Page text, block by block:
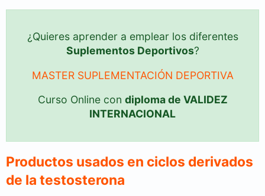
¿Quieres aprender a emplear los diferentes
Suplementos Deportivos?
MASTER SUPLEMENTACIÓN DEPORTIVA
Curso Online con diploma de VALIDEZ
INTERNACIONAL
Productos usados en ciclos derivados
de la testosterona